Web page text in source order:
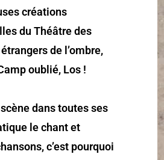
créations
du Théâtre des
de l’ombre,
oublié, Los !
dans toutes ses
le chant et
c’est pourquoi